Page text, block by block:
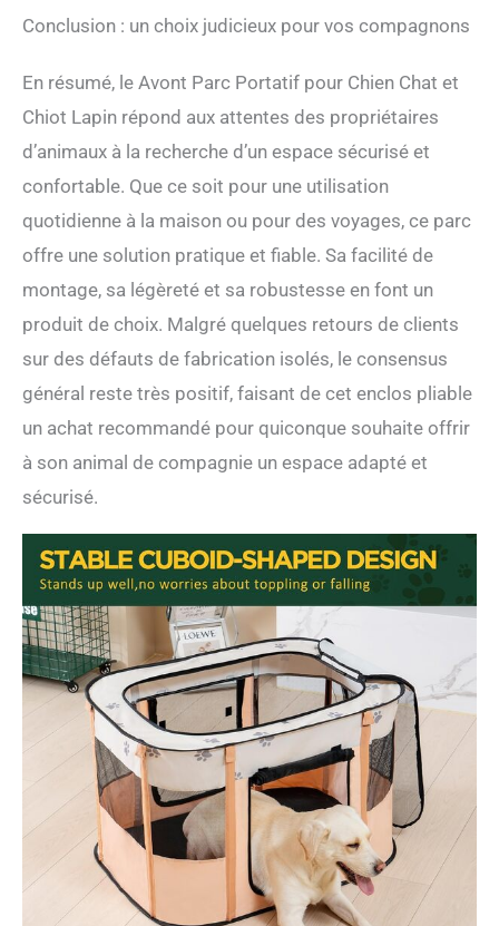
Conclusion : un choix judicieux pour vos compagnons
En résumé, le Avont Parc Portatif pour Chien Chat et
Chiot Lapin répond aux attentes des propriétaires
d’animaux à la recherche d’un espace sécurisé et
confortable. Que ce soit pour une utilisation
quotidienne à la maison ou pour des voyages, ce parc
offre une solution pratique et fiable. Sa facilité de
montage, sa légèreté et sa robustesse en font un
produit de choix. Malgré quelques retours de clients
sur des défauts de fabrication isolés, le consensus
général reste très positif, faisant de cet enclos pliable
un achat recommandé pour quiconque souhaite offrir
à son animal de compagnie un espace adapté et
sécurisé.